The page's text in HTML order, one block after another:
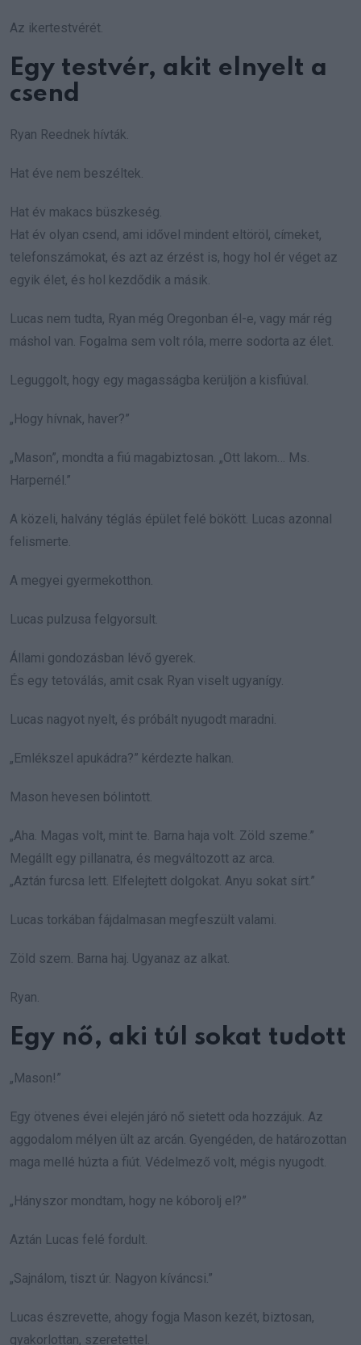
Az ikertestvérét.
Egy testvér, akit elnyelt a
csend
Ryan Reednek hívták.
Hat éve nem beszéltek.
Hat év makacs büszkeség.
Hat év olyan csend, ami idővel mindent eltöröl, címeket,
telefonszámokat, és azt az érzést is, hogy hol ér véget az
egyik élet, és hol kezdődik a másik.
Lucas nem tudta, Ryan még Oregonban él-e, vagy már rég
máshol van. Fogalma sem volt róla, merre sodorta az élet.
Leguggolt, hogy egy magasságba kerüljön a kisfiúval.
„Hogy hívnak, haver?”
„Mason”, mondta a fiú magabiztosan. „Ott lakom… Ms.
Harpernél.”
A közeli, halvány téglás épület felé bökött. Lucas azonnal
felismerte.
A megyei gyermekotthon.
Lucas pulzusa felgyorsult.
Állami gondozásban lévő gyerek.
És egy tetoválás, amit csak Ryan viselt ugyanígy.
Lucas nagyot nyelt, és próbált nyugodt maradni.
„Emlékszel apukádra?” kérdezte halkan.
Mason hevesen bólintott.
„Aha. Magas volt, mint te. Barna haja volt. Zöld szeme.”
Megállt egy pillanatra, és megváltozott az arca.
„Aztán furcsa lett. Elfelejtett dolgokat. Anyu sokat sírt.”
Lucas torkában fájdalmasan megfeszült valami.
Zöld szem. Barna haj. Ugyanaz az alkat.
Ryan.
Egy nő, aki túl sokat tudott
„Mason!”
Egy ötvenes évei elején járó nő sietett oda hozzájuk. Az
aggodalom mélyen ült az arcán. Gyengéden, de határozottan
maga mellé húzta a fiút. Védelmező volt, mégis nyugodt.
„Hányszor mondtam, hogy ne kóborolj el?”
Aztán Lucas felé fordult.
„Sajnálom, tiszt úr. Nagyon kíváncsi.”
Lucas észrevette, ahogy fogja Mason kezét, biztosan,
gyakorlottan, szeretettel.